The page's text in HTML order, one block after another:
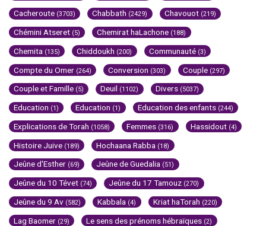
Cacheroute (3703) Chabbath (2429) Chavouot (219)
Chémini Atseret (5) Chemirat haLachone (188)
Chemita (135) Chiddoukh (200) Communauté (3)
Compte du Omer (264) Conversion (303) Couple (297)
Couple et Famille (5) Deuil (1102) Divers (5037)
Education (1) Education (1) Education des enfants (244)
Explications de Torah (1058) Femmes (316) Hassidout (4)
Histoire Juive (189) Hochaana Rabba (18)
Jeûne d'Esther (69) Jeûne de Guedalia (51)
Jeûne du 10 Tévet (74) Jeûne du 17 Tamouz (270)
Jeûne du 9 Av (582) Kabbala (4) Kriat haTorah (220)
Lag Baomer (29) Le sens des prénoms hébraïques (2)